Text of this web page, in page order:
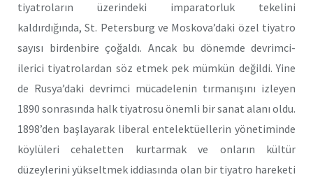
tiyatroların üzerindeki imparatorluk tekelini
kaldırdığında, St. Petersburg ve Moskova’daki özel tiyatro
sayısı birdenbire çoğaldı. Ancak bu dönemde devrimci-
ilerici tiyatrolardan söz etmek pek mümkün değildi. Yine
de Rusya’daki devrimci mücadelenin tırmanışını izleyen
1890 sonrasında halk tiyatrosu önemli bir sanat alanı oldu.
1898’den başlayarak liberal entelektüellerin yönetiminde
köylüleri cehaletten kurtarmak ve onların kültür
düzeylerini yükseltmek iddiasında olan bir tiyatro hareketi